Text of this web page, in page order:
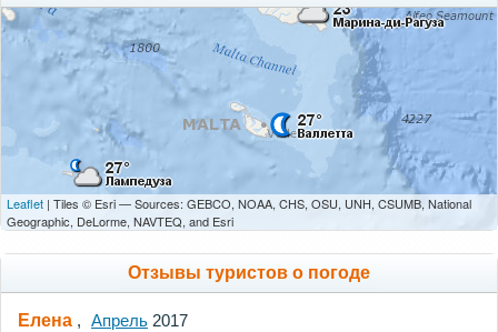
Leaflet | Tiles © Esri — Sources: GEBCO, NOAA, CHS, OSU, UNH, CSUMB, National
Geographic, DeLorme, NAVTEQ, and Esri
Отзывы туристов о погоде
Елена , Апрель 2017